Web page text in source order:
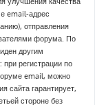
email-адрес
отправления
форума. По
другим
регистрации по
email, можно
сайта гарантирует,
стороне без